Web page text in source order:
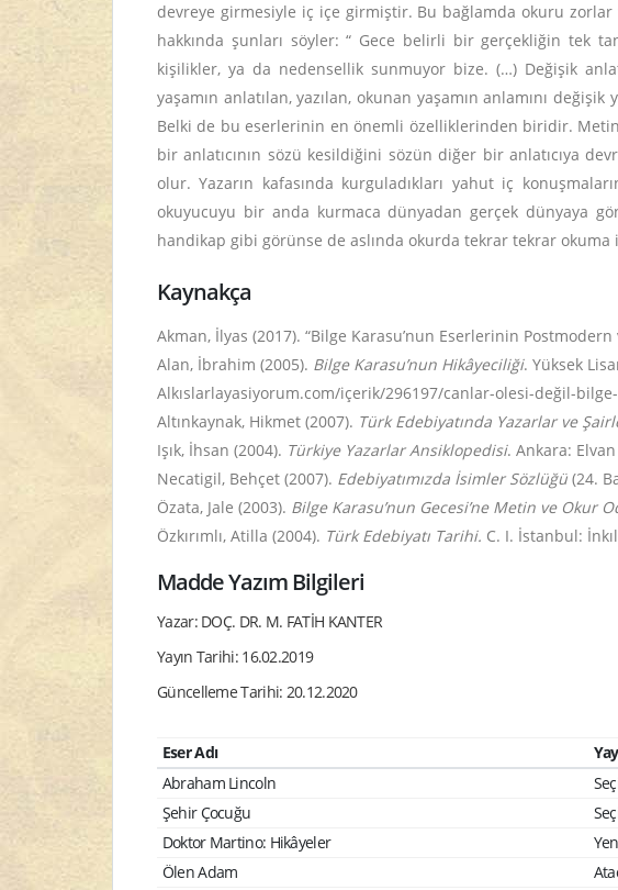
devreye girmesiyle iç içe girmiştir. Bu bağlamda okuru
hakkında şunları söyler: “ Gece belirli bir gerçekliğin tek
kişilikler, ya da nedensellik sunmuyor bize. (…) Değişik
yaşamın anlatılan, yazılan, okunan yaşamın anlamını
Belki de bu eserlerinin en önemli özelliklerinden biridir.
bir anlatıcının sözü kesildiğini sözün diğer bir anlatıcıya
olur. Yazarın kafasında kurguladıkları yahut iç
okuyucuyu bir anda kurmaca dünyadan gerçek dünyaya
handikap gibi görünse de aslında okurda tekrar tekrar okuma
Kaynakça
Akman, İlyas (2017). “Bilge Karasu’nun Eserlerinin Postmodern
Alan, İbrahim (2005). Bilge Karasu’nun Hikâyeciliği. Yüksek
Alkıslarlayasiyorum.com/içerik/296197/canlar-olesi-değil-
Altınkaynak, Hikmet (2007). Türk Edebiyatında Yazarlar ve
Işık, İhsan (2004). Türkiye Yazarlar Ansiklopedisi. Ankara: Elvan
Necatigil, Behçet (2007). Edebiyatımızda İsimler Sözlüğü (24.
Özata, Jale (2003). Bilge Karasu’nun Gecesi’ne Metin ve Okur
Özkırımlı, Atilla (2004). Türk Edebiyatı Tarihi. C. I. İstanbul:
Madde Yazım Bilgileri
Yazar: DOÇ. DR. M. FATİH KANTER
Yayın Tarihi: 16.02.2019
Güncelleme Tarihi: 20.12.2020
Eser Adı
Abraham Lincoln
Şehir Çocuğu
Doktor Martino: Hikâyeler
Ölen Adam